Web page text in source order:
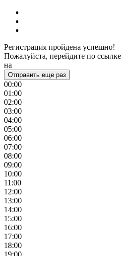
Регистрация пройдена успешно!
Пожалуйста, перейдите по
на
Отправить еще раз
00:00
01:00
02:00
03:00
04:00
05:00
06:00
07:00
08:00
09:00
10:00
11:00
12:00
13:00
14:00
15:00
16:00
17:00
18:00
19:00